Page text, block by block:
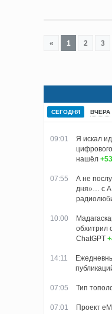
« 1 2 3
СЕГОДНЯ ВЧЕРА
09:01
Я искал
нашёл +53
07:55
А не
дня»… с
10:00
обхитрил
ChatGPT
14:11
07:05 Тип
07:01 Проект